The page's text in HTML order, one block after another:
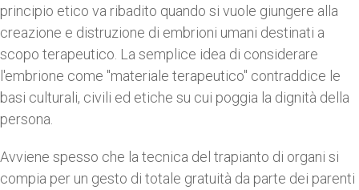
principio etico va ribadito quando si vuole giungere alla
creazione e distruzione di embrioni umani destinati a
scopo terapeutico. La semplice idea di considerare
l'embrione come "materiale terapeutico" contraddice le
basi culturali, civili ed etiche su cui poggia la dignità della
persona.
Avviene spesso che la tecnica del trapianto di organi si
compia per un gesto di totale gratuità da parte dei parenti